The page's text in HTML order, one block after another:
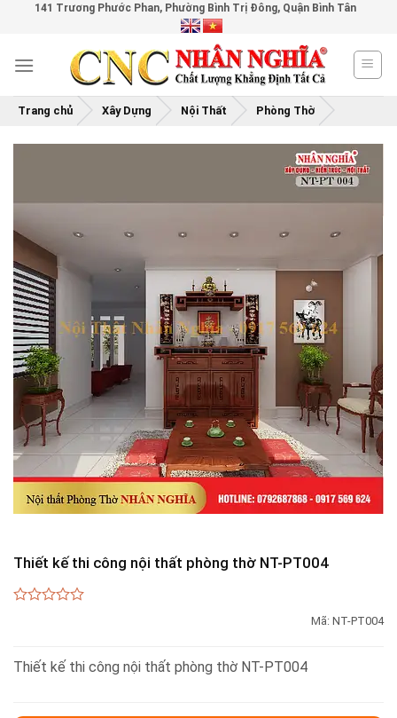
content
141 Trương Phước Phan, Phường Bình Trị Đông, Quận Bình Tân
Trang chủ Xây Dựng Nội Thất Phòng Thờ
Thiết kế thi công nội thất phòng thờ NT-PT004
5
Mã:NT-PT004
Thiết kế thi công nội thất phòng thờ NT-PT004